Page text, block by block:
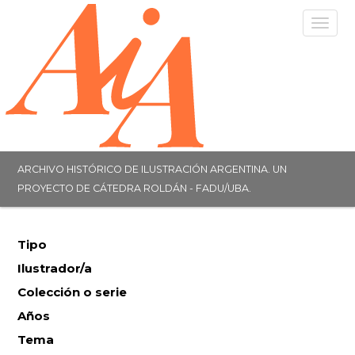
ARCHIVO HISTÓRICO DE ILUSTRACIÓN ARGENTINA. UN
PROYECTO DE CÁTEDRA ROLDÁN - FADU/UBA.
Tipo
Ilustrador/a
Colección o serie
Años
Tema